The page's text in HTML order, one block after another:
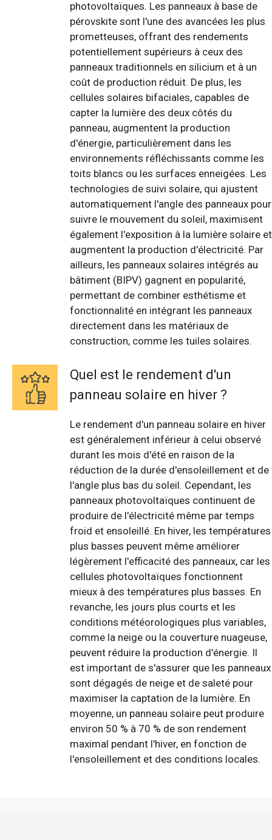
photovoltaïques. Les panneaux à base de
pérovskite sont l'une des avancées les plus
prometteuses, offrant des rendements
potentiellement supérieurs à ceux des
panneaux traditionnels en silicium et à un
coût de production réduit. De plus, les
cellules solaires bifaciales, capables de
capter la lumière des deux côtés du
panneau, augmentent la production
d'énergie, particulièrement dans les
environnements réfléchissants comme les
toits blancs ou les surfaces enneigées. Les
technologies de suivi solaire, qui ajustent
automatiquement l'angle des panneaux pour
suivre le mouvement du soleil, maximisent
également l'exposition à la lumière solaire et
augmentent la production d'électricité. Par
ailleurs, les panneaux solaires intégrés au
bâtiment (BIPV) gagnent en popularité,
permettant de combiner esthétisme et
fonctionnalité en intégrant les panneaux
directement dans les matériaux de
construction, comme les tuiles solaires.
Quel est le rendement d'un
panneau solaire en hiver ?
Le rendement d'un panneau solaire en hiver
est généralement inférieur à celui observé
durant les mois d'été en raison de la
réduction de la durée d'ensoleillement et de
l'angle plus bas du soleil. Cependant, les
panneaux photovoltaïques continuent de
produire de l'électricité même par temps
froid et ensoleillé. En hiver, les températures
plus basses peuvent même améliorer
légèrement l'efficacité des panneaux, car les
cellules photovoltaïques fonctionnent
mieux à des températures plus basses. En
revanche, les jours plus courts et les
conditions météorologiques plus variables,
comme la neige ou la couverture nuageuse,
peuvent réduire la production d'énergie. Il
est important de s'assurer que les panneaux
sont dégagés de neige et de saleté pour
maximiser la captation de la lumière. En
moyenne, un panneau solaire peut produire
environ 50 % à 70 % de son rendement
maximal pendant l'hiver, en fonction de
l'ensoleillement et des conditions locales.